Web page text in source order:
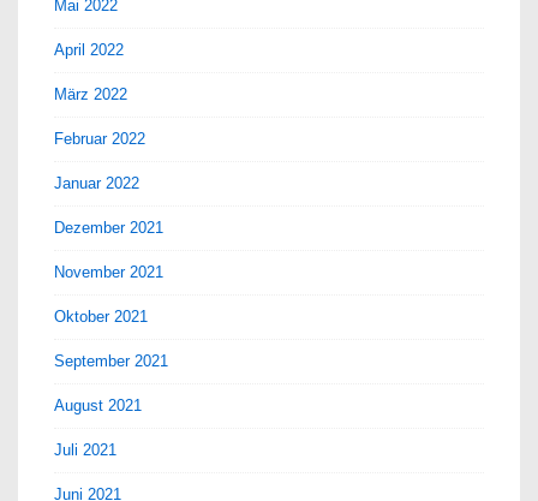
Mai 2022
April 2022
März 2022
Februar 2022
Januar 2022
Dezember 2021
November 2021
Oktober 2021
September 2021
August 2021
Juli 2021
Juni 2021